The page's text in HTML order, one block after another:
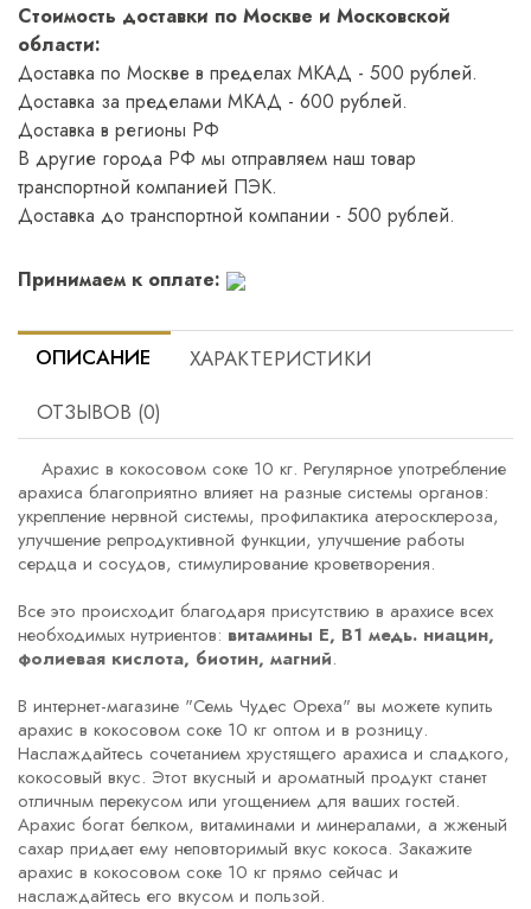
Стоимость доставки по Москве и Московской
области:
Доставка по Москве в пределах МКАД - 500 рублей.
Доставка за пределами МКАД - 600 рублей.
Доставка в регионы РФ
В другие города РФ мы отправляем наш товар
транспортной компанией ПЭК.
Доставка до транспортной компании - 500 рублей.
Принимаем к оплате:
ОПИСАНИЕ
ХАРАКТЕРИСТИКИ
ОТЗЫВОВ (0)
Арахис в кокосовом соке 10 кг. Регулярное употребление
арахиса благоприятно влияет на разные системы органов:
укрепление нервной системы, профилактика атеросклероза,
улучшение репродуктивной функции, улучшение работы
сердца и сосудов, стимулирование кроветворения.
Все это происходит благодаря присутствию в арахисе всех
необходимых нутриентов: витамины Е, В1 медь. ниацин,
фолиевая кислота, биотин, магний.
В интернет-магазине "Семь Чудес Ореха" вы можете купить
арахис в кокосовом соке 10 кг оптом и в розницу.
Наслаждайтесь сочетанием хрустящего арахиса и сладкого,
кокосовый вкус. Этот вкусный и ароматный продукт станет
отличным перекусом или угощением для ваших гостей.
Арахис богат белком, витаминами и минералами, а жженый
сахар придает ему неповторимый вкус кокоса. Закажите
арахис в кокосовом соке 10 кг прямо сейчас и
наслаждайтесь его вкусом и пользой.